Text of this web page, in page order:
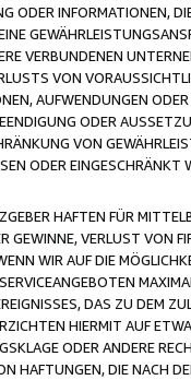
INFORMATIONEN,
VERBUNDENEN
VON
AUFWENDUNGEN
ODER
VON
ODER EINGESCHRÄNKT
HAFTEN FÜR
VERLUST VON
WIR AUF DIE
DAS ZU DEM
HIERMIT AUF
ODER ANDERE
HAFTUNGEN, DIE NACH